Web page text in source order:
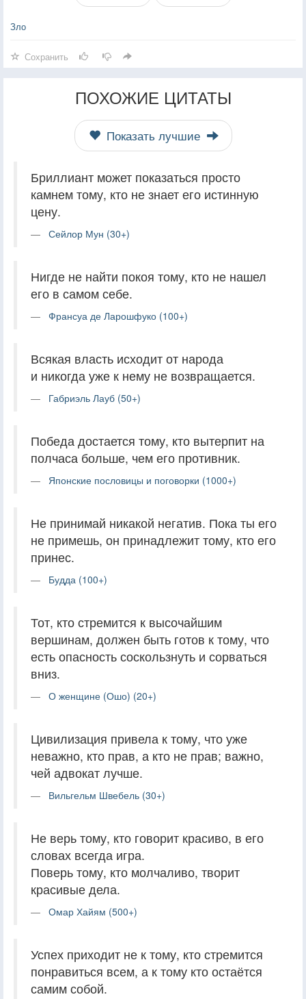
Зло
Сохранить
ПОХОЖИЕ ЦИТАТЫ
Показать лучшие
Бриллиант может показаться просто
камнем тому, кто не знает его истинную
цену.
Сейлор Мун (30+)
Нигде не найти покоя тому, кто не нашел
его в самом себе.
Франсуа де Ларошфуко (100+)
Всякая власть исходит от народа
и никогда уже к нему не возвращается.
Габриэль Лауб (50+)
Победа достается тому, кто вытерпит на
полчаса больше, чем его противник.
Японские пословицы и поговорки (1000+)
Не принимай никакой негатив. Пока ты его
не примешь, он принадлежит тому, кто его
принес.
Будда (100+)
Тот, кто стремится к высочайшим
вершинам, должен быть готов к тому, что
есть опасность соскользнуть и сорваться
вниз.
О женщине (Ошо) (20+)
Цивилизация привела к тому, что уже
неважно, кто прав, а кто не прав; важно,
чей адвокат лучше.
Вильгельм Швебель (30+)
Не верь тому, кто говорит красиво, в его
словах всегда игра.
Поверь тому, кто молчаливо, творит
красивые дела.
Омар Хайям (500+)
Успех приходит не к тому, кто стремится
понравиться всем, а к тому кто остаётся
самим собой.